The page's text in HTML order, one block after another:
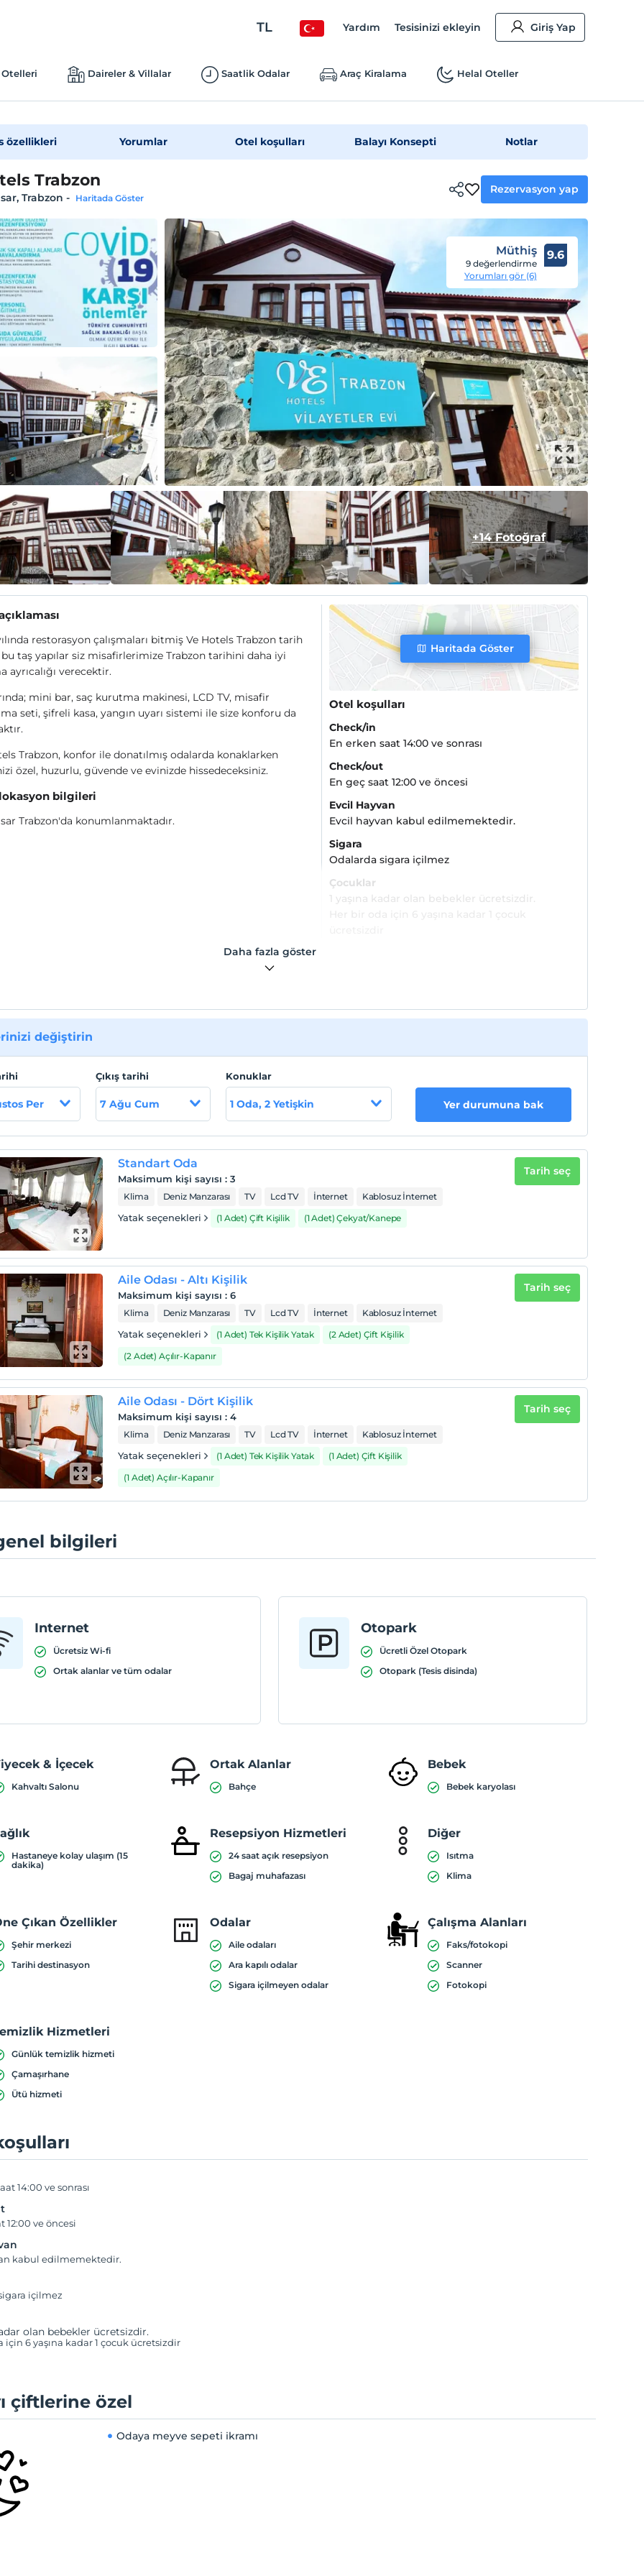
TL Yardım Tesisinizi ekleyin Giriş Yap
Daireler & Villalar Saatlik Odalar Araç Kiralama Helal Oteller
özellikleri Yorumlar Otel koşulları Balayı Konsepti Notlar
Trabzon
Trabzon - Haritada Göster
Rezervasyon yap
Müthiş
9 değerlendirme
Yorumları gör (6)
9.6
+14 Fotoğraf
restorasyon çalışmaları bitmiş Ve Hotels Trabzon tarih
taş yapılar siz misafirlerimize Trabzon tarihini daha iyi
ayrıcalığı verecektir.
mini bar, saç kurutma makinesi, LCD TV, misafir
seti, şifreli kasa, yangın uyarı sistemi ile size konforu da
Trabzon, konfor ile donatılmış odalarda konaklarken
özel, huzurlu, güvende ve evinizde hissedeceksiniz.
bilgileri
Trabzon'da konumlanmaktadır.
Haritada Göster
Otel koşulları
Check/in
En erken saat 14:00 ve sonrası
Check/out
En geç saat 12:00 ve öncesi
Evcil Hayvan
Evcil hayvan kabul edilmemektedir.
Sigara
Odalarda sigara içilmez
Çocuklar
1 yaşına kadar olan bebekler ücretsizdir.
Daha fazla göster
değiştirin
Per
Çıkış tarihi
7 Ağu Cum
Konuklar
1 Oda, 2 Yetişkin Yer durumuna bak
Standart Oda
Maksimum kişi sayısı :3
Klima Deniz Manzarası TV Lcd TV İnternet Kablosuz İnternet
Yatak seçenekleri (1 Adet) Çift Kişilik (1 Adet) Çekyat/Kanepe
Tarih seç
Aile Odası - Altı Kişilik
Maksimum kişi sayısı :6
Klima Deniz Manzarası TV Lcd TV İnternet Kablosuz İnternet
Yatak seçenekleri (1 Adet) Tek Kişilik Yatak
(2 Adet) Çift Kişilik
(2 Adet) Açılır-Kapanır
Tarih seç
Aile Odası - Dört Kişilik
Maksimum kişi sayısı :4
Klima Deniz Manzarası TV Lcd TV İnternet Kablosuz İnternet
Yatak seçenekleri (1 Adet) Tek Kişilik Yatak
(1 Adet) Çift Kişilik
(1 Adet) Açılır-Kapanır
Tarih seç
bilgileri
Internet
Ücretsiz Wi-fi
Ortak alanlar ve tüm odalar
Otopark
Ücretli Özel Otopark
Otopark (Tesis disinda)
& İçecek
Kahvaltı Salonu
Ortak Alanlar
Bahçe
Bebek
Bebek karyolası
Hastaneye kolay ulaşım (15
dakika)
Resepsiyon Hizmetleri
24 saat açık resepsiyon
Bagaj muhafazası
Diğer
Isıtma
Klima
Çıkan Özellikler
Şehir merkezi
Tarihi destinasyon
Odalar
Aile odaları
Ara kapılı odalar
Sigara içilmeyen odalar
Çalışma Alanları
Faks/fotokopi
Scanner
Fotokopi
Hizmetleri
Günlük temizlik hizmeti
Çamaşırhane
Ütü hizmeti
14:00 ve sonrası
12:00 ve öncesi
kabul edilmemektedir.
içilmez
olan bebekler ücretsizdir.
için 6 yaşına kadar 1 çocuk ücretsizdir
çiftlerine özel
Odaya meyve sepeti ikramı